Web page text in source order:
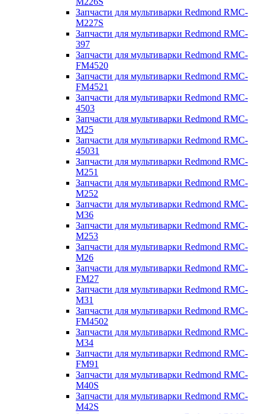
Запчасти для мультиварки Redmond RMC-
M227S
Запчасти для мультиварки Redmond RMC-
397
Запчасти для мультиварки Redmond RMC-
FM4520
Запчасти для мультиварки Redmond RMC-
FM4521
Запчасти для мультиварки Redmond RMC-
4503
Запчасти для мультиварки Redmond RMC-
M25
Запчасти для мультиварки Redmond RMC-
45031
Запчасти для мультиварки Redmond RMC-
M251
Запчасти для мультиварки Redmond RMC-
M252
Запчасти для мультиварки Redmond RMC-
M36
Запчасти для мультиварки Redmond RMC-
M253
Запчасти для мультиварки Redmond RMC-
M26
Запчасти для мультиварки Redmond RMC-
FM27
Запчасти для мультиварки Redmond RMC-
M31
Запчасти для мультиварки Redmond RMC-
FM4502
Запчасти для мультиварки Redmond RMC-
M34
Запчасти для мультиварки Redmond RMC-
FM91
Запчасти для мультиварки Redmond RMC-
M40S
Запчасти для мультиварки Redmond RMC-
M42S